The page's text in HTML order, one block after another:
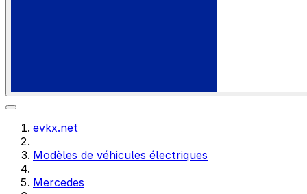
evkx.net
Modèles de véhicules électriques
Mercedes